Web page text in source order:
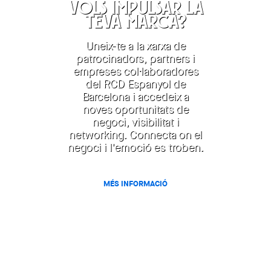
VOLS IMPULSAR LA
TEVA MARCA?
Uneix-te a la xarxa de
patrocinadors, partners i
empreses col·laboradores
del RCD Espanyol de
Barcelona i accedeix a
noves oportunitats de
negoci, visibilitat i
networking. Connecta on el
negoci i l'emoció es troben.
MÉS INFORMACIÓ